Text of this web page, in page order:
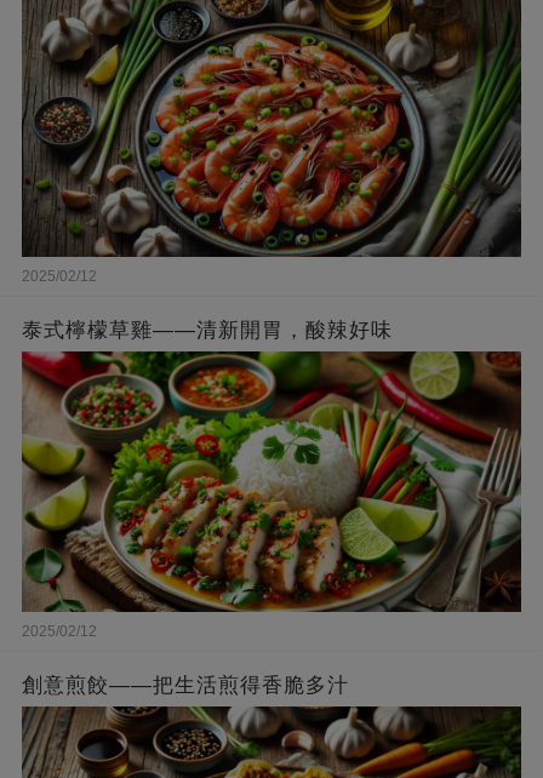
2025/02/12
泰式檸檬草雞——清新開胃，酸辣好味
2025/02/12
創意煎餃——把生活煎得香脆多汁